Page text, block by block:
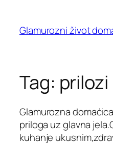
content
Glamurozni život
Tag:
Glamurozna
priloga uz glavna
kuhanje